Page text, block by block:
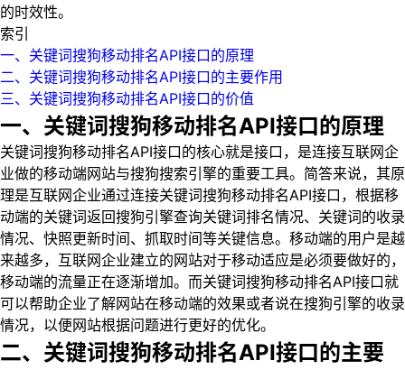
的时效性。
索引
一、关键词搜狗移动排名API接口的原理
二、关键词搜狗移动排名API接口的主要作用
三、关键词搜狗移动排名API接口的价值
一、关键词搜狗移动排名API接口的原理
关键词搜狗移动排名API接口的核心就是接口，是连接互联网企
业做的移动端网站与搜狗搜索引擎的重要工具。简答来说，其原
理是互联网企业通过连接关键词搜狗移动排名API接口，根据移
动端的关键词返回搜狗引擎查询关键词排名情况、关键词的收录
情况、快照更新时间、抓取时间等关键信息。移动端的用户是越
来越多，互联网企业建立的网站对于移动适应是必须要做好的，
移动端的流量正在逐渐增加。而关键词搜狗移动排名API接口就
可以帮助企业了解网站在移动端的效果或者说在搜狗引擎的收录
情况，以便网站根据问题进行更好的优化。
二、关键词搜狗移动排名API接口的主要